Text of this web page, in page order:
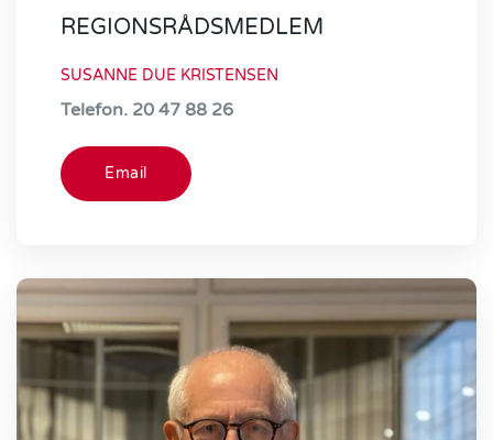
REGIONSRÅDSMEDLEM
SUSANNE DUE KRISTENSEN
Telefon. 20 47 88 26
Email